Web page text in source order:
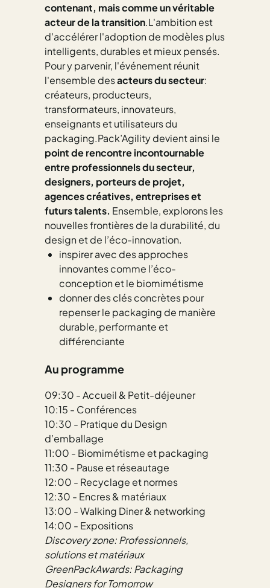
contenant, mais comme un véritable
acteur de la transition.L'ambition est
d'accélérer l'adoption de modèles plus
intelligents, durables et mieux pensés.
Pour y parvenir, l'événement réunit
l'ensemble desacteurs du secteur:
créateurs, producteurs,
transformateurs, innovateurs,
enseignants et utilisateurs du
packaging.Pack’Agility devient ainsi le
point de rencontre incontournable
entre professionnels du secteur,
designers, porteurs de projet,
agences créatives, entreprises et
futurs talents. Ensemble, explorons les
nouvelles frontières de la durabilité, du
design et de l’éco-innovation.
inspirer avec des approches
innovantes comme l’éco-
conception et le biomimétisme
donner des clés concrètes pour
repenser le packaging de manière
durable, performante et
différenciante
Au programme
09:30 - Accueil & Petit-déjeuner
10:15 - Conférences
10:30 - Pratique du Design
d’emballage
11:00 - Biomimétisme et packaging
11:30 - Pause et réseautage
12:00 - Recyclage et normes
12:30 - Encres & matériaux
13:00 - Walking Diner & networking
14:00 - Expositions
Discovery zone: Professionnels,
solutions et matériaux
GreenPackAwards: Packaging
Designers for Tomorrow